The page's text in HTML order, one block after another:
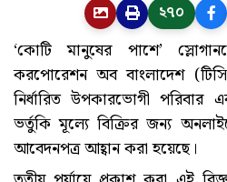
২৭০
‘কোটি মানুষের পাশে’
করপোরেশন অব বাংলাদেশ
নির্ধারিত উপকারভোগী পরিবার
ভর্তুকি মূল্যে বিক্রির জন্য
আবেদনপত্র আহ্বান করা হয়েছে।